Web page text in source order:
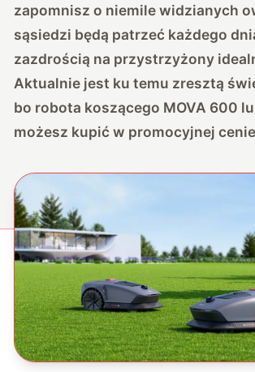
zapomnisz o niemile widzianych
sąsiedzi będą patrzeć każdego
zazdrością na przystrzyżony
Aktualnie jest ku temu zresztą
bo robota koszącego MOVA 600
możesz kupić w promocyjnej